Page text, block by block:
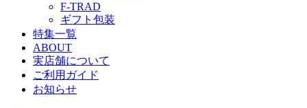
F-TRAD
ギフト包装
特集一覧
ABOUT
実店舗について
ご利用ガイド
お知らせ